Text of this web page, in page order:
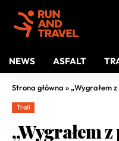
NEWS ASFALT
Strona główna » „Wygrałem z
Trail
„Wygrałem